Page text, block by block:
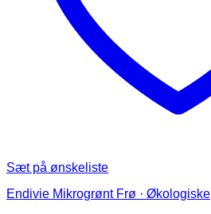
Sæt på ønskeliste
Endivie Mikrogrønt Frø · Økologiske